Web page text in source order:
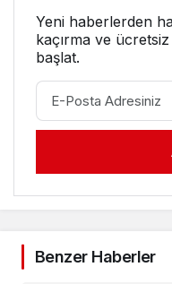
Yeni haberlerden
kaçırma ve
başlat.
Benzer Haberler